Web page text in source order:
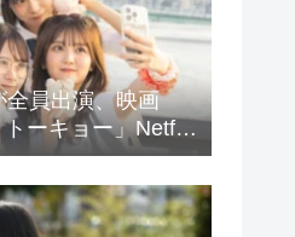
全員出演、映画
ーキョー」Netflix